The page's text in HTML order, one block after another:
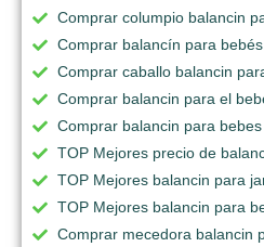
Comprar columpio balancin
Comprar balancín para bebés
Comprar caballo balancin
Comprar balancin para el
Comprar balancin para
TOP Mejores precio de
TOP Mejores balancin para
TOP Mejores balancin para
Comprar mecedora balancin